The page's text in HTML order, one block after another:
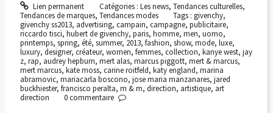
Lien permanent Catégories : Les news, Tendances culturelles,
Tendances de marques, Tendances modes Tags :givenchy,
givenchy ss2013, advertising, campain, campagne, publicitaire,
riccardo tisci, hubert de givenchy, paris, homme, men, uomo,
printemps, spring, été, summer, 2013, fashion, show, mode, luxe,
luxury, designer, créateur, women, femmes, collection, kanye west, jay
z, rap, audrey hepburn, mert alas, marcus piggott, mert & marcus,
mert marcus, kate moss, carine roitfeld, katy england, marina
abramovic, mariacarla boscono, jose maria manzanares, jared
buckhiester, francisco peralta, m & m, direction, artistique, art
direction
0commentaire